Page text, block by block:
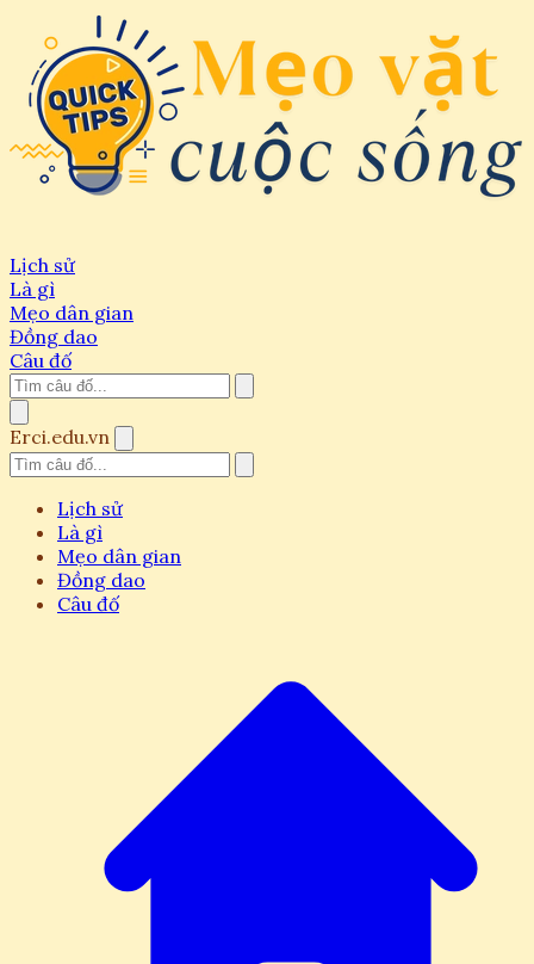
Lịch sử
Là gì
Mẹo dân gian
Đồng dao
Câu đố
Erci.edu.vn
Lịch sử
Là gì
Mẹo dân gian
Đồng dao
Câu đố